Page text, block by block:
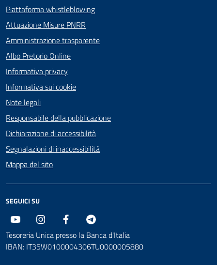
Piattaforma whistleblowing
Attuazione Misure PNRR
Amministrazione trasparente
Albo Pretorio Online
Informativa privacy
Informativa sui cookie
Note legali
Responsabile della pubblicazione
Dichiarazione di accessibilità
Segnalazioni di inaccessibilità
Mappa del sito
SEGUICI SU
Youtube Instagram Facebook
Tesoreria Unica presso la Banca d'Italia
IBAN: IT35W0100004306TU0000005880